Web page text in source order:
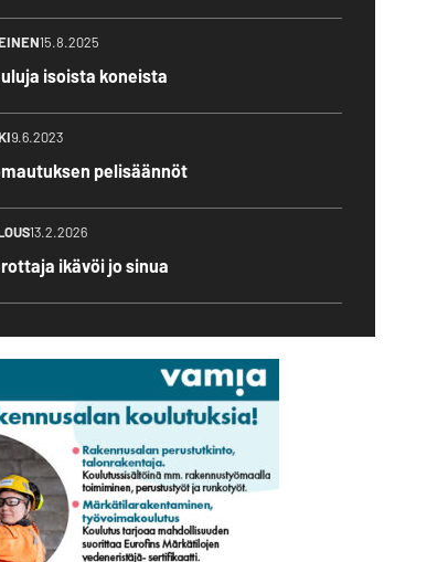
15.8.2025
isoista koneista
9.6.2023
pelisäännöt
13.2.2026
ikävöi jo sinua